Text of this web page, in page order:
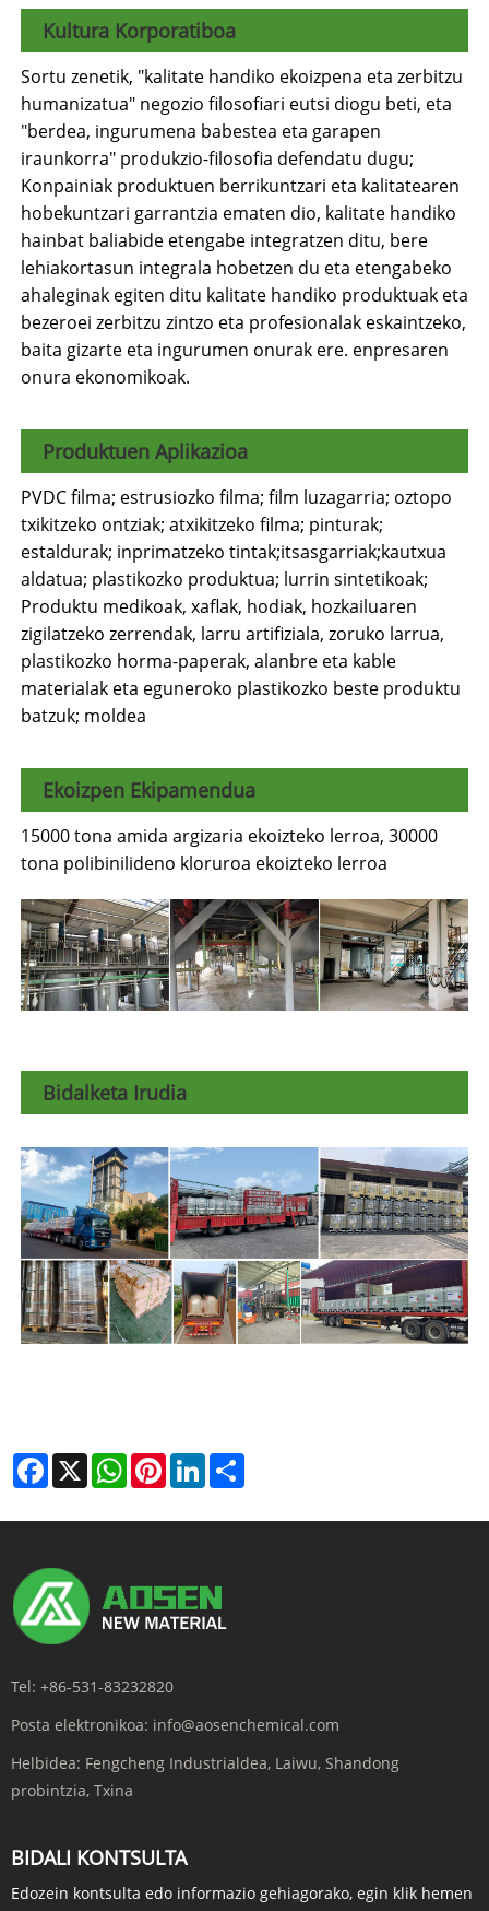
Kultura Korporatiboa
Sortu zenetik, "kalitate handiko ekoizpena eta zerbitzu
humanizatua" negozio filosofiari eutsi diogu beti, eta
"berdea, ingurumena babestea eta garapen
iraunkorra" produkzio-filosofia defendatu dugu;
Konpainiak produktuen berrikuntzari eta kalitatearen
hobekuntzari garrantzia ematen dio, kalitate handiko
hainbat baliabide etengabe integratzen ditu, bere
lehiakortasun integrala hobetzen du eta etengabeko
ahaleginak egiten ditu kalitate handiko produktuak eta
bezeroei zerbitzu zintzo eta profesionalak eskaintzeko,
baita gizarte eta ingurumen onurak ere. enpresaren
onura ekonomikoak.
Produktuen Aplikazioa
PVDC filma; estrusiozko filma; film luzagarria; oztopo
txikitzeko ontziak; atxikitzeko filma; pinturak;
estaldurak; inprimatzeko tintak;itsasgarriak;kautxua
aldatua; plastikozko produktua; lurrin sintetikoak;
Produktu medikoak, xaflak, hodiak, hozkailuaren
zigilatzeko zerrendak, larru artifiziala, zoruko larrua,
plastikozko horma-paperak, alanbre eta kable
materialak eta eguneroko plastikozko beste produktu
batzuk; moldea
Ekoizpen Ekipamendua
15000 tona amida argizaria ekoizteko lerroa, 30000
tona polibinilideno kloruroa ekoizteko lerroa
Bidalketa Irudia
Facebook
X WhatsAppPinterestLinkedIn
Tel: +86-531-83232820
Posta elektronikoa: info@aosenchemical.com
Helbidea: Fengcheng Industrialdea, Laiwu, Shandong
probintzia, Txina
BIDALI KONTSULTA
Edozein kontsulta edo informazio gehiagorako, egin klik hemen